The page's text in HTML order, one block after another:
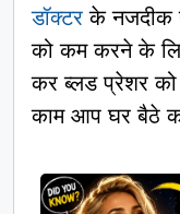
डॉक्टर के नजदीक
को कम करने के
कर ब्लड प्रेशर
काम आप घर बैठे